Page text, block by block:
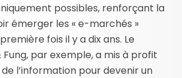
possibles, renforçant la
émerger les « e-marchés »
fois il y a dix ans. Le
Fung, par exemple, a mis à profit
l’information pour devenir un